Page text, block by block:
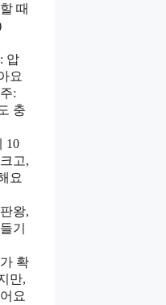
때
압
요
:
충
10
고,
요
왕,
기
확
만,
요